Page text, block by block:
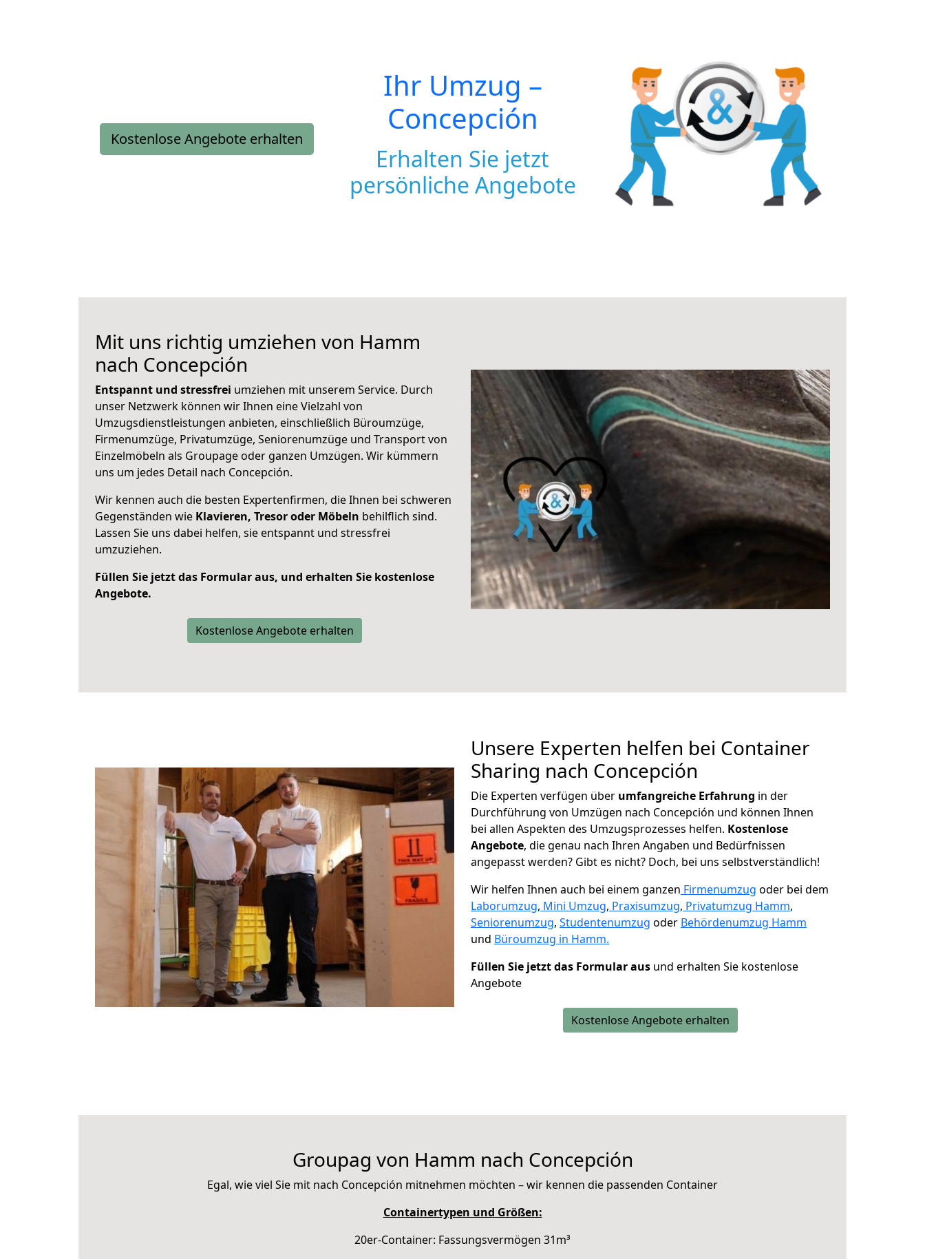
Kostenlose Angebote erhalten
Ihr Umzug –
Concepción
Erhalten Sie jetzt
persönliche Angebote
Mit uns richtig umziehen von Hamm
nach Concepción
Entspannt und stressfrei umziehen mit unserem Service. Durch
unser Netzwerk können wir Ihnen eine Vielzahl von
Umzugsdienstleistungen anbieten, einschließlich Büroumzüge,
Firmenumzüge, Privatumzüge, Seniorenumzüge und Transport von
Einzelmöbeln als Groupage oder ganzen Umzügen. Wir kümmern
uns um jedes Detail nach Concepción.
Wir kennen auch die besten Expertenfirmen, die Ihnen bei schweren
Gegenständen wie Klavieren, Tresor oder Möbeln behilflich sind.
Lassen Sie uns dabei helfen, sie entspannt und stressfrei
umzuziehen.
Füllen Sie jetzt das Formular aus, und erhalten Sie kostenlose
Angebote.
Kostenlose Angebote erhalten
Unsere Experten helfen bei Container
Sharing nach Concepción
Die Experten verfügen über umfangreiche Erfahrung in der
Durchführung von Umzügen nach Concepción und können Ihnen
bei allen Aspekten des Umzugsprozesses helfen. Kostenlose
Angebote, die genau nach Ihren Angaben und Bedürfnissen
angepasst werden? Gibt es nicht? Doch, bei uns selbstverständlich!
Wir helfen Ihnen auch bei einem ganzen Firmenumzug oder bei dem
Laborumzug, Mini Umzug, Praxisumzug, Privatumzug Hamm,
Seniorenumzug, Studentenumzug oder Behördenumzug Hamm
und Büroumzug in Hamm.
Füllen Sie jetzt das Formular aus und erhalten Sie kostenlose
Angebote
Kostenlose Angebote erhalten
Groupag von Hamm nach Concepción
Egal, wie viel Sie mit nach Concepción mitnehmen möchten – wir kennen die passenden Container
Containertypen und Größen:
20er-Container: Fassungsvermögen 31m³